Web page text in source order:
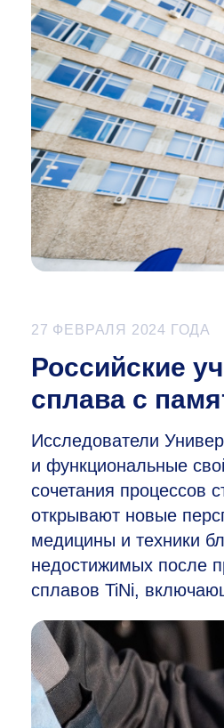
27 ФЕВРАЛЯ 2024 ГОДА
Российские
сплава с
Исследователи
и функциональные
сочетания процессов
открывают новые
медицины и техники
недостижимых после
сплавов TiNi,